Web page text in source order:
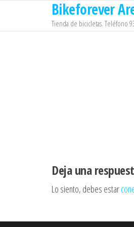
contenido
Bikeforever
Tienda de bicicletas. Teléfono
Deja una
Lo siento, debes estar